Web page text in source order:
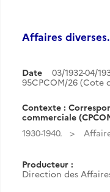
Affaires diverses.
Date 03/1932-04/
95CPCOM/26 (Cote
Contexte :
commerciale
1930-1940.
Producteur :
Direction des